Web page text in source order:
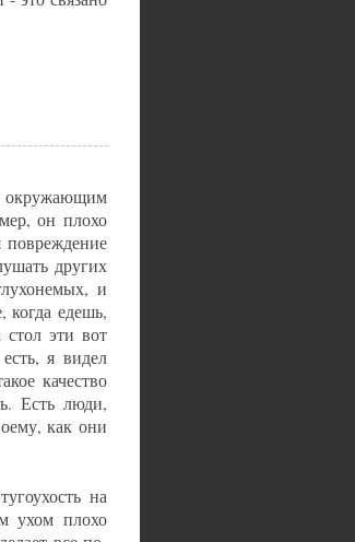
окружающим
он плохо
повреждение
других
и
когда едешь,
эти вот
я видел
качество
Есть люди,
как они
на
ухом плохо